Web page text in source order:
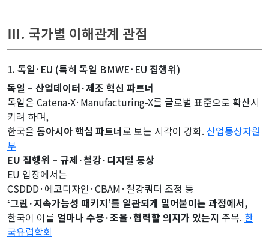
Ⅲ. 국가별 이해관계 관점
1. 독일·EU (특히 독일 BMWE·EU 집행위)
독일 – 산업데이터·제조 혁신 파트너
독일은 Catena-X·Manufacturing-X를 글로벌 표준으로 확산시
키려 하며,
한국을 동아시아 핵심 파트너로 보는 시각이 강화. 산업통상자원
부
EU 집행위 – 규제·철강·디지털 통상
EU 입장에서는
CSDDD·에코디자인·CBAM·철강쿼터 조정 등
‘그린·지속가능성 패키지’를 일관되게 밀어붙이는 과정에서,
한국이 이를 얼마나 수용·조율·협력할 의지가 있는지 주목. 한
국유럽학회